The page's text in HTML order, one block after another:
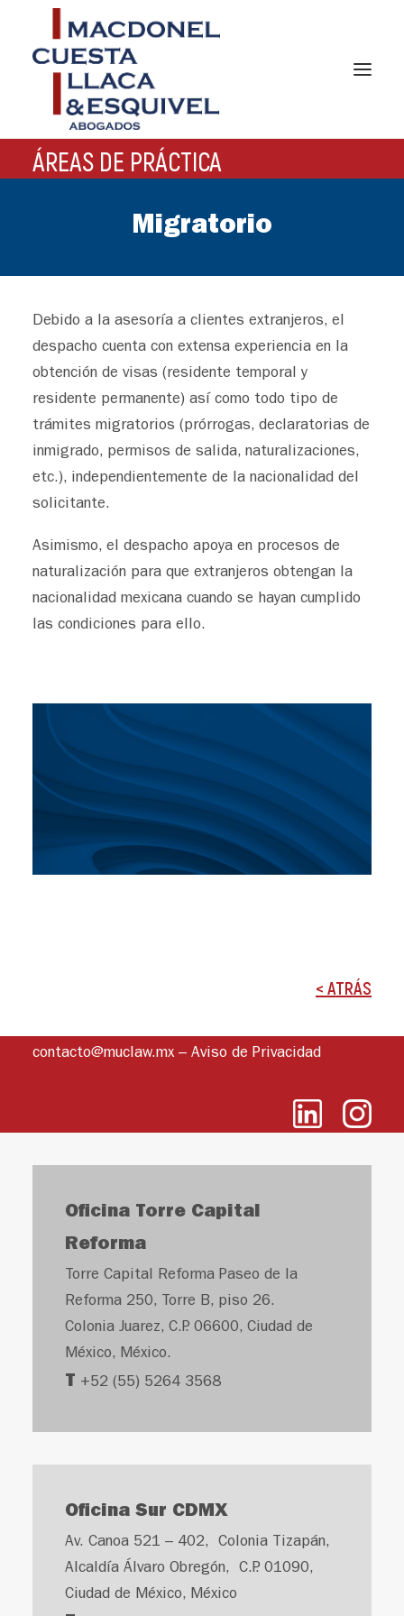
INICIO
EQUIPO
GERMAN DESK
CONTACTO
ÁREAS DE PRÁCTICA
Migratorio
Debido a la asesoría a clientes extranjeros, el
despacho cuenta con extensa experiencia en la
obtención de visas (residente temporal y
residente permanente) así como todo tipo de
trámites migratorios (prórrogas, declaratorias de
inmigrado, permisos de salida, naturalizaciones,
etc.), independientemente de la nacionalidad del
solicitante.
Asimismo, el despacho apoya en procesos de
naturalización para que extranjeros obtengan la
nacionalidad mexicana cuando se hayan cumplido
las condiciones para ello.
< ATRÁS
contacto@muclaw.mx– Aviso de Privacidad
Oficina Torre Capital
Reforma
Torre Capital Reforma Paseo de la
Reforma 250, Torre B, piso 26.
Colonia Juarez, C.P. 06600, Ciudad de
México, México.
T +52 (55) 5264 3568
Oficina Sur CDMX
Av. Canoa 521 – 402, Colonia Tizapán,
Alcaldía Álvaro Obregón, C.P. 01090,
Ciudad de México, México